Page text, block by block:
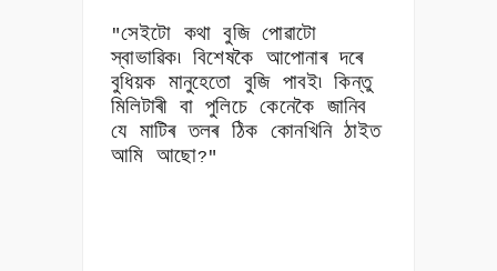
"সেইটো কথা বুজি পোৱাটো
স্বাভাৱিক৷ বিশেষকৈ আপোনাৰ দৰে
বুধিয়ক মানুহেতো বুজি পাবই৷ কিন্তু
মিলিটাৰী বা পুলিচে কেনেকৈ জানিব
যে মাটিৰ তলৰ ঠিক কোনখিনি ঠাইত
আমি আছো?"